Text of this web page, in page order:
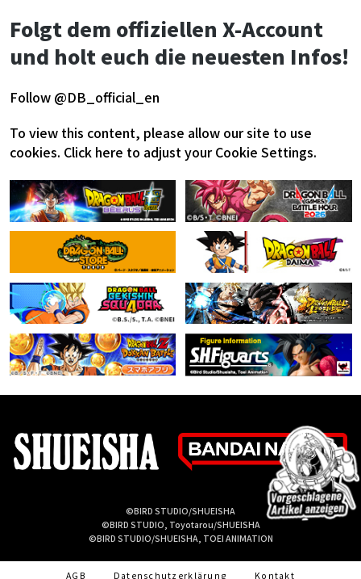
Folgt dem offiziellen X-Account
und holt euch die neuesten Infos!
Follow @DB_official_en
To view this content, please allow our site to use
cookies. Click here to adjust your Cookie Settings.
©BIRD STUDIO/SHUEISHA
©BIRD STUDIO, Toyotarou/SHUEISHA
©BIRD STUDIO/SHUEISHA, TOEI ANIMATION
AGB Datenschutzerklärung Kontakt